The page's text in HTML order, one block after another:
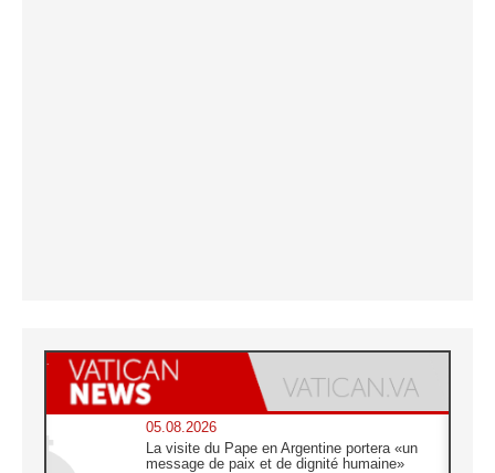
05.08.2026
La visite du Pape en Argentine portera «un
message de paix et de dignité humaine»